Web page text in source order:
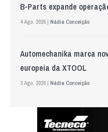
B-Parts expande
4 Ago. 2026 | Nádia Conceição
Automechanika marca
europeia da XTOOL
3 Ago. 2026 | Nádia Conceição